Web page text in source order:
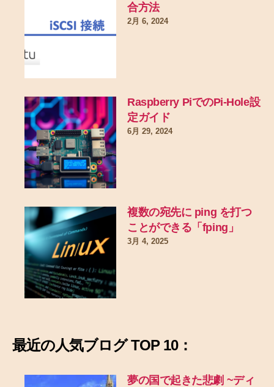
合方法
2月 6, 2024
Raspberry PiでのPi-Hole設
定ガイド
6月 29, 2024
複数の宛先に ping を打つ
ことができる「fping」
3月 4, 2025
最近の人気ブログ TOP 10：
夢の国で起きた悲劇 ~ディ